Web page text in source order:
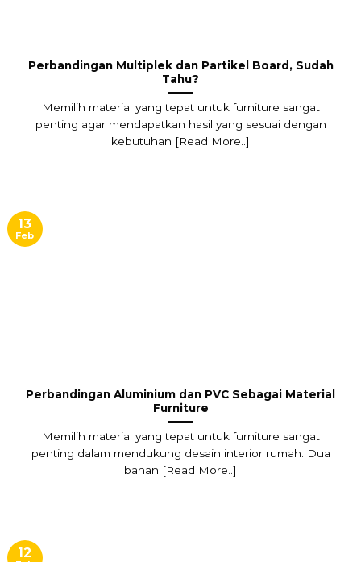
Perbandingan Multiplek dan Partikel Board, Sudah
Tahu?
Memilih material yang tepat untuk furniture sangat
penting agar mendapatkan hasil yang sesuai dengan
kebutuhan [Read More..]
Perbandingan Aluminium dan PVC Sebagai Material
Furniture
Memilih material yang tepat untuk furniture sangat
penting dalam mendukung desain interior rumah. Dua
bahan [Read More..]
13
Feb
12